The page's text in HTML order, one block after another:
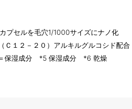
プセルを毛穴1/1000サイズにナノ化
１２－２０）アルキルグルコシド配合
保湿成分 *5 保湿成分 *6 乾燥